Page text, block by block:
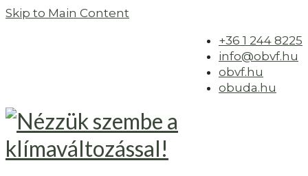
Skip to Main Content
+36 1 244 8225
info@obvf.hu
obvf.hu
obuda.hu